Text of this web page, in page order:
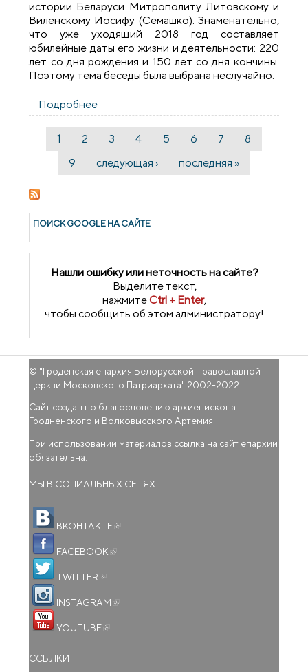
истории Беларуси Митрополиту Литовскому и
Виленскому Иосифу (Семашко). Знаменательно,
что уже уходящий 2018 год составляет
юбилейные даты его жизни и деятельности: 220
лет со дня рождения и 150 лет со дня кончины.
Поэтому тема беседы была выбрана неслучайно.
Подробнее
посвятили деятельности Митрополита
Иосифа (Семашко)
Страницы
1 2 3 4 5 6 7
8
9
следующая › последняя »
ПОИСК GOОGLE НА САЙТЕ
Нашли ошибку или неточность на сайте?
Выделите текст,
нажмитеCtrl + Enter,
чтобы сообщить об этом администратору!
© "Гроденская епархия Белорусской Православной
Церкви Московского Патриархата" 2002-2022
Сайт создан по благословению архиепископа
Гродненского и Волковысского Артемия.
При использовании материалов ссылка на сайт епархии
обязательна.
МЫ В СОЦИАЛЬНЫХ СЕТЯХ
ВКОНТАКТЕ
FACEBOOK
TWITTER
INSTAGRAM
YOUTUBE
ССЫЛКИ